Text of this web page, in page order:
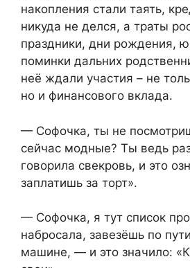
накопления стали таять,
никуда не делся, а траты
праздники, дни рождения,
поминки дальних
неё ждали участия – не
но и финансового вклада.
— Софочка, ты не
сейчас модные? Ты ведь
говорила свекровь, и это
заплатишь за торт».
— Софочка, я тут список
набросала, завезёшь по
машине, — и это значило: